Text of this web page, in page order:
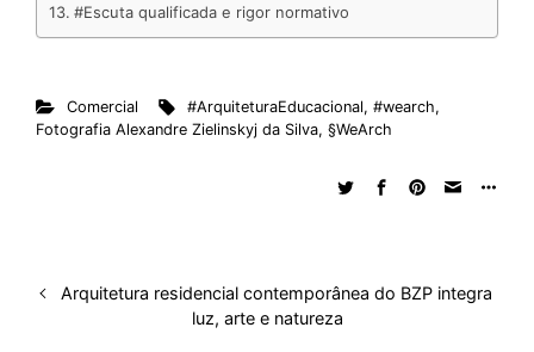
#Escuta qualificada e rigor normativo
Comercial #ArquiteturaEducacional,#wearch,
Fotografia Alexandre Zielinskyj da Silva, §WeArch
Arquitetura residencial contemporânea do BZP integra
luz, arte e natureza